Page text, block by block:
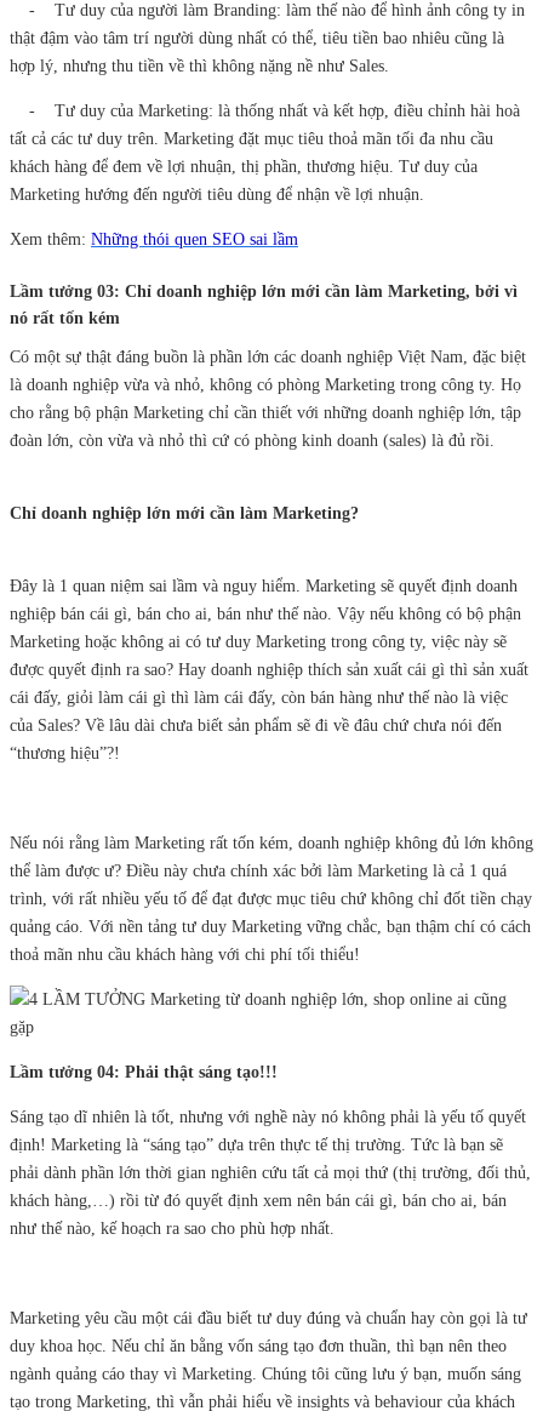
- Tư duy của người làm Branding: làm thế nào để hình ảnh công ty in
thật đậm vào tâm trí người dùng nhất có thể, tiêu tiền bao nhiêu cũng là
hợp lý, nhưng thu tiền về thì không nặng nề như Sales.
- Tư duy của Marketing: là thống nhất và kết hợp, điều chỉnh hài hoà
tất cả các tư duy trên. Marketing đặt mục tiêu thoả mãn tối đa nhu cầu
khách hàng để đem về lợi nhuận, thị phần, thương hiệu. Tư duy của
Marketing hướng đến người tiêu dùng để nhận về lợi nhuận.
Xem thêm: Những thói quen SEO sai lầm
Lầm tưởng 03: Chỉ doanh nghiệp lớn mới cần làm Marketing, bởi vì
nó rất tốn kém
Có một sự thật đáng buồn là phần lớn các doanh nghiệp Việt Nam, đặc biệt
là doanh nghiệp vừa và nhỏ, không có phòng Marketing trong công ty. Họ
cho rằng bộ phận Marketing chỉ cần thiết với những doanh nghiệp lớn, tập
đoàn lớn, còn vừa và nhỏ thì cứ có phòng kinh doanh (sales) là đủ rồi.
Chỉ doanh nghiệp lớn mới cần làm Marketing?
Đây là 1 quan niệm sai lầm và nguy hiểm. Marketing sẽ quyết định doanh
nghiệp bán cái gì, bán cho ai, bán như thế nào. Vậy nếu không có bộ phận
Marketing hoặc không ai có tư duy Marketing trong công ty, việc này sẽ
được quyết định ra sao? Hay doanh nghiệp thích sản xuất cái gì thì sản xuất
cái đấy, giỏi làm cái gì thì làm cái đấy, còn bán hàng như thế nào là việc
của Sales? Về lâu dài chưa biết sản phẩm sẽ đi về đâu chứ chưa nói đến
“thương hiệu”?!
Nếu nói rằng làm Marketing rất tốn kém, doanh nghiệp không đủ lớn không
thể làm được ư? Điều này chưa chính xác bởi làm Marketing là cả 1 quá
trình, với rất nhiều yếu tố để đạt được mục tiêu chứ không chỉ đốt tiền chạy
quảng cáo. Với nền tảng tư duy Marketing vững chắc, bạn thậm chí có cách
thoả mãn nhu cầu khách hàng với chi phí tối thiểu!
Lầm tưởng 04: Phải thật sáng tạo!!!
Sáng tạo dĩ nhiên là tốt, nhưng với nghề này nó không phải là yếu tố quyết
định! Marketing là “sáng tạo” dựa trên thực tế thị trường. Tức là bạn sẽ
phải dành phần lớn thời gian nghiên cứu tất cả mọi thứ (thị trường, đối thủ,
khách hàng,…) rồi từ đó quyết định xem nên bán cái gì, bán cho ai, bán
như thế nào, kế hoạch ra sao cho phù hợp nhất.
Marketing yêu cầu một cái đầu biết tư duy đúng và chuẩn hay còn gọi là tư
duy khoa học. Nếu chỉ ăn bằng vốn sáng tạo đơn thuần, thì bạn nên theo
ngành quảng cáo thay vì Marketing. Chúng tôi cũng lưu ý bạn, muốn sáng
tạo trong Marketing, thì vẫn phải hiểu về insights và behaviour của khách